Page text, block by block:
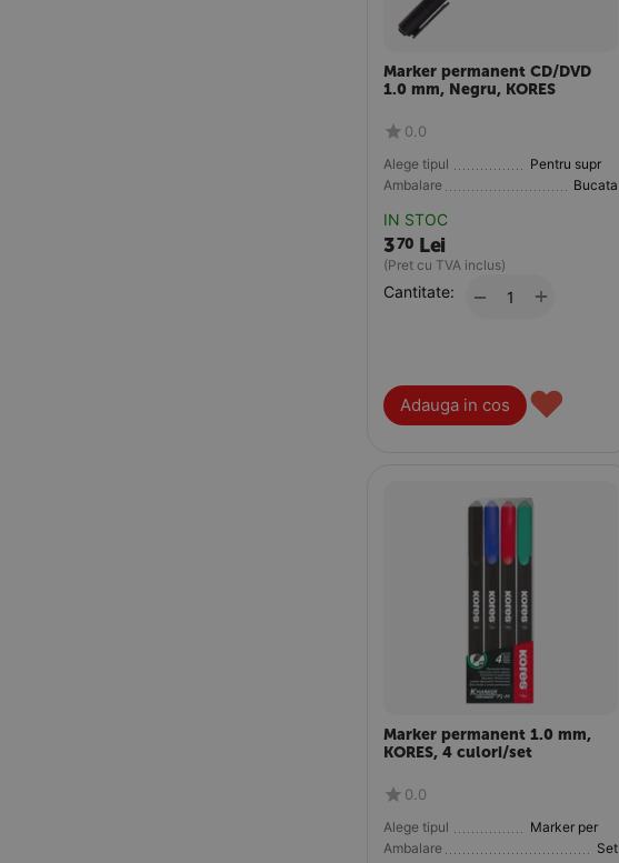
Marker permanent CD/DVD
1.0 mm, Negru, KORES
0.0
Alege tipul
Pentru suprafete speciale
Ambalare
Bucata
IN STOC
370 Lei
(Pret cu TVA inclus)
Cantitate: +
−
Adauga in cos ♥
Marker permanent 1.0 mm,
KORES, 4 culori/set
0.0
Alege tipul
Marker permanent
Ambalare
Set